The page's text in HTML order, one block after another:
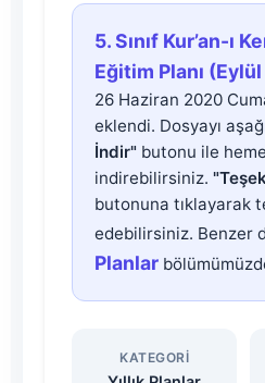
5.
Sınıf
Kur’an-
Kerim
Telafi
Eğitim
5. Sınıf Kur’an-ı
Eğitim Planı
26 Haziran 2020
eklendi. Dosyayı
İndir" butonu ile
indirebilirsiniz.
butonuna tıklayarak
edebilirsiniz. Benzer
Planlar
KATEGORI